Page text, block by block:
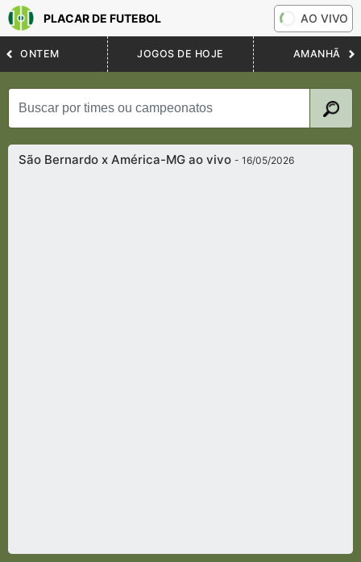
PLACAR DE FUTEBOL AO VIVO
ONTEM JOGOS DE HOJE AMANHÃ
São Bernardo x América-MG ao vivo- 16/05/2026